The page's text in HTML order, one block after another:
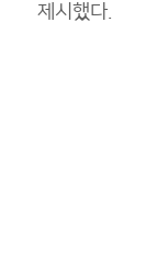
제시했다.